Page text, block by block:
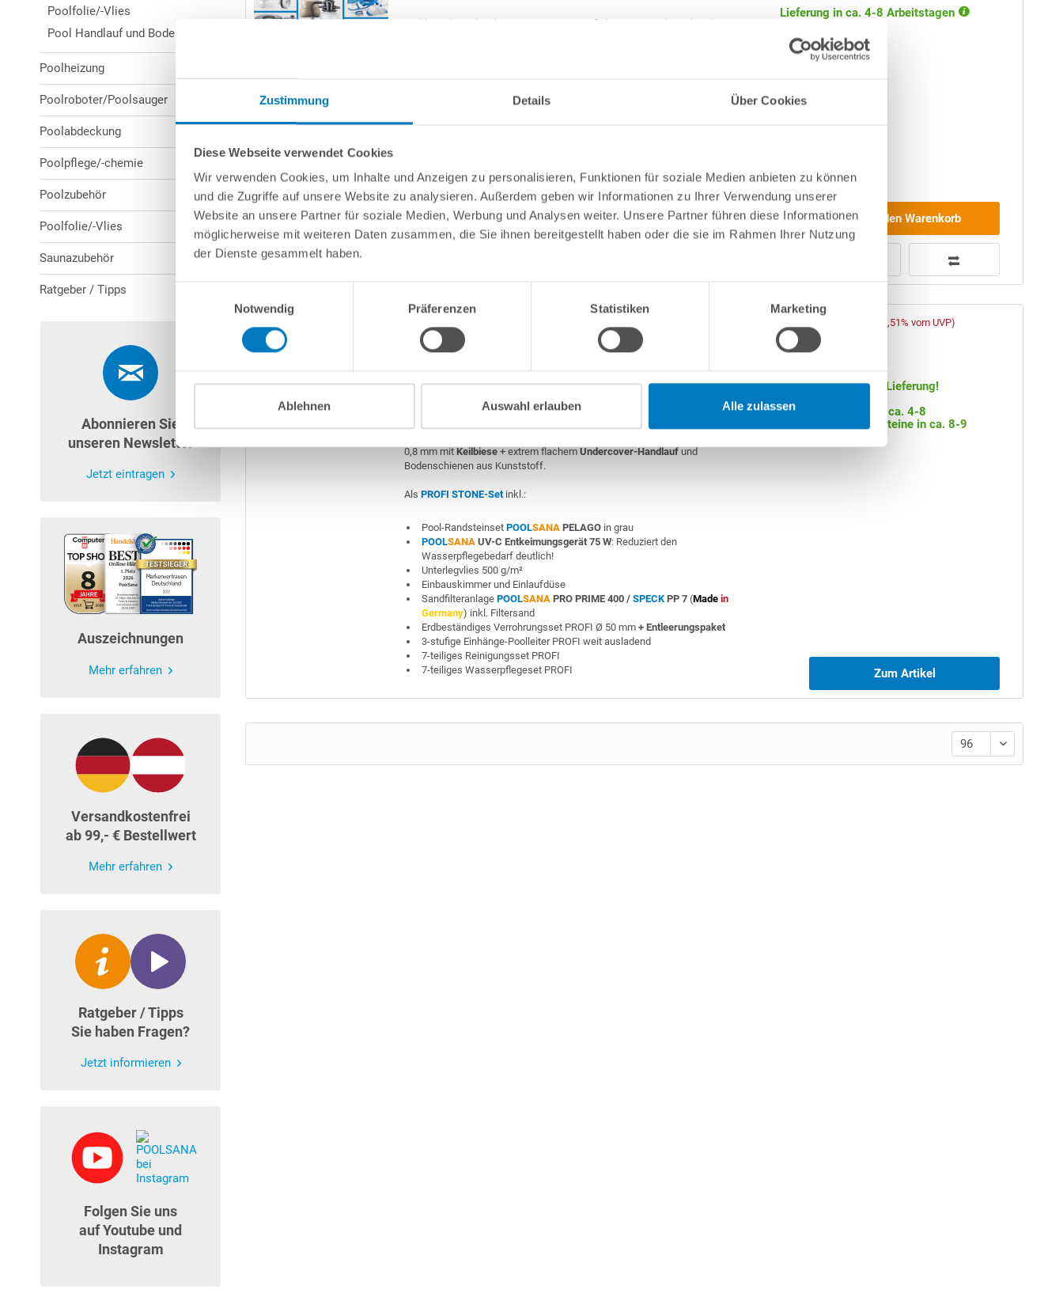
Zustimmung Details Über Cookies
Diese Webseite verwendet Cookies
Wir verwenden Cookies, um Inhalte und Anzeigen zu personalisieren, Funktionen für soziale Medien anbieten zu können
und die Zugriffe auf unsere Website zu analysieren. Außerdem geben wir Informationen zu Ihrer Verwendung unserer
Website an unsere Partner für soziale Medien, Werbung und Analysen weiter. Unsere Partner führen diese Informationen
möglicherweise mit weiteren Daten zusammen, die Sie ihnen bereitgestellt haben oder die sie im Rahmen Ihrer Nutzung
der Dienste gesammelt haben.
Notwendig
Präferenzen Statistiken Marketing
Ablehnen Auswahl erlauben Alle zulassen
Poolfolie/-Vlies
Pool Handlauf und Bodenprofile
Poolheizung
Poolroboter/Poolsauger
Poolabdeckung
Poolpflege/-chemie
Poolzubehör
Poolfolie/-Vlies
Saunazubehör
Ratgeber / Tipps
Abonnieren Sie
unseren Newsletter
Jetzt eintragen
Auszeichnungen
Mehr erfahren
Versandkostenfrei
ab 99,- € Bestellwert
Mehr erfahren
Ratgeber / Tipps
Sie haben Fragen?
Jetzt informieren
Folgen Sie uns
auf Youtube und
Instagram
Stahlwand-Rundpool Made in
- bestehend aus 0,6
Einbauskimmer und Einlaufdüse
SandfilteranlagePOOL SANAPRO PRIME 400 / SPECKPP 7(Made in
Germany) inkl. Filtersand
Erdbeständiges Verrohrungsset PROFI Ø 50 mm+ Entleerungspaket
3-stufige Einhänge-Poolleiter PROFI weit ausladend
7-teiliges Reinigungsset PROFI
Lieferung in ca. 4-8 Arbeitstagen
In den Warenkorb
Handlauf | grau | PROFI STONE-Set | Kompletteinb.
0,8 mm mitKeilbiese + extrem flachemUndercover-Handlauf und
Bodenschienen aus Kunststoff.
AlsPROFI STONE-Setinkl.:
Pool-RandsteinsetPOOLSANA PELAGO in grau
POOLSANA UV-C Entkeimungsgerät 75 W: Reduziert den
Wasserpflegebedarf deutlich!
Unterlegvlies 500 g/m²
Einbauskimmer und Einlaufdüse
SandfilteranlagePOOLSANA PRO PRIME 400 / SPECKPP 7 (Made in
Germany) inkl. Filtersand
Erdbeständiges Verrohrungsset PROFI Ø 50 mm+ Entleerungspaket
3-stufige Einhänge-Poolleiter PROFI weit ausladend
7-teiliges Reinigungsset PROFI
7-teiliges Wasserpflegeset PROFI
2.699,00 € *
(-32,51% vom UVP)
UVP:
3.999,00 € *
Versandkostenfreie Lieferung!
Lieferung Becken in ca. 4-8
Arbeitstagen, Randsteine in ca. 8-9
Zum Artikel